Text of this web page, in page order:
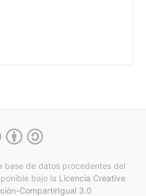
base de datos procedentes del
bajo la Licencia Creative
CompartirIgual 3.0